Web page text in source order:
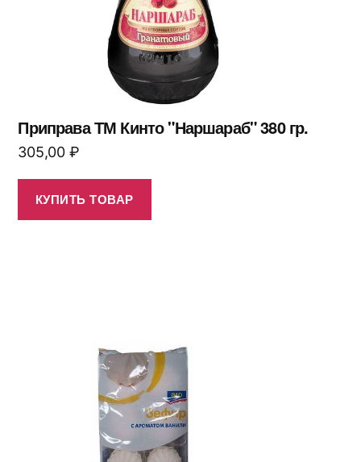
Приправа ТМ Кинто "Наршараб" 380 гр.
305,00 ₽
КУПИТЬ ТОВАР